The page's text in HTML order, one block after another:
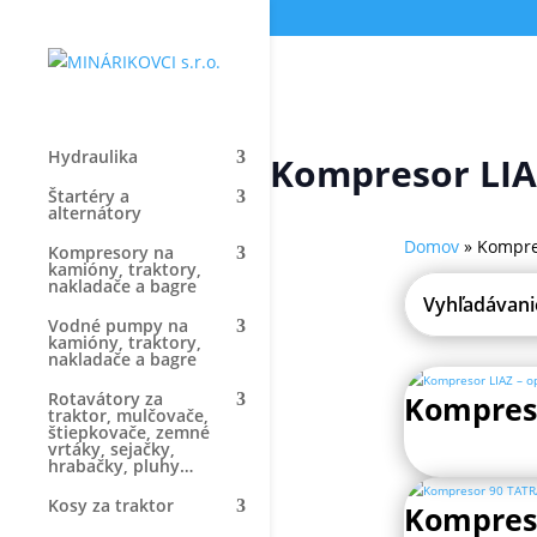
Hydraulika
Štartéry a
alternátory
Kompresory na
kamióny, traktory,
nakladače a bagre
Vodné pumpy na
kamióny, traktory,
nakladače a bagre
Rotavátory za
traktor, mulčovače,
štiepkovače, zemné
vrtáky, sejačky,
hrabačky, pluhy…
Kosy za traktor
Kompresor
Domov»